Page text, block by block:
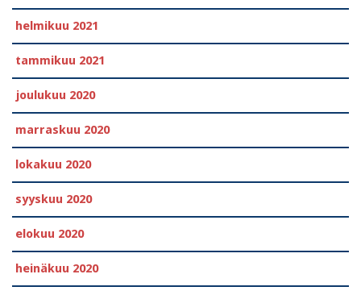
helmikuu 2021
tammikuu 2021
joulukuu 2020
marraskuu 2020
lokakuu 2020
syyskuu 2020
elokuu 2020
heinäkuu 2020